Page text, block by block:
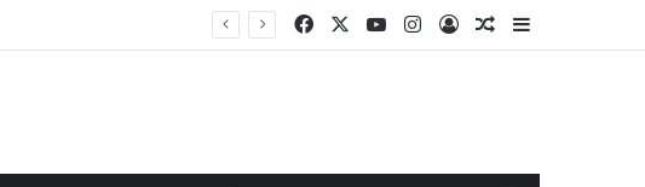
Saçlara Kavuşun Facebook YouTubeInstagramKayıt OlRastgele Makale